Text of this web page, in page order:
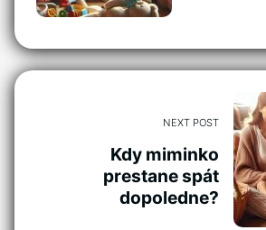
NEXT POST
Kdy miminko
prestane spát
dopoledne?